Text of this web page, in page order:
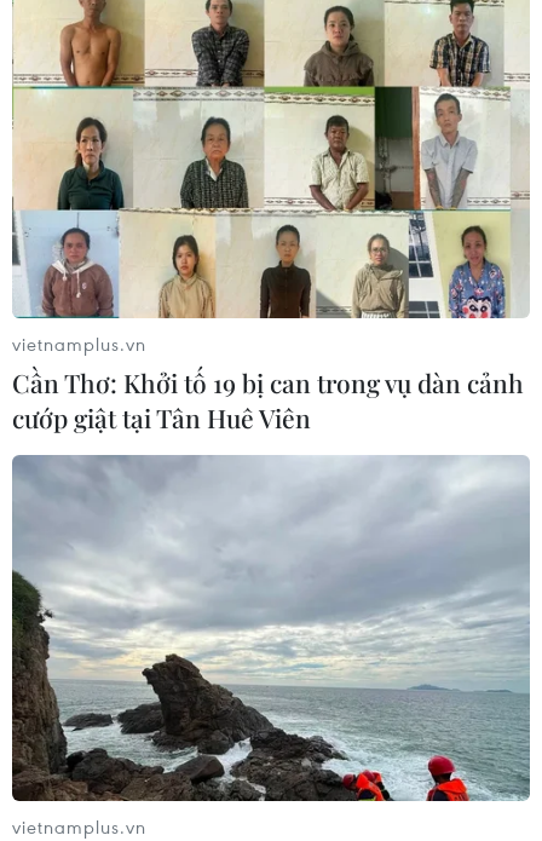
vietnamplus.vn
Cần Thơ: Khởi tố 19 bị can trong vụ dàn cảnh
cướp giật tại Tân Huê Viên
vietnamplus.vn